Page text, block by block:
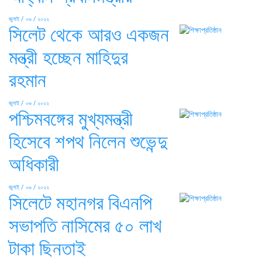
জুলাই / ০৬ / ২০২২
সিলেট থেকে আরও একজন
মন্ত্রী হচ্ছেন মাহিদুর
রহমান
জুলাই / ০৬ / ২০২২
পশ্চিমবঙ্গের মুখ্যমন্ত্রী
হিসেবে শপথ নিলেন শুভেন্দু
অধিকারী
জুলাই / ০৬ / ২০২২
সিলেটে মহানগর বিএনপি
সভাপতি নাসিমের ৫০ লাখ
টাকা ছিনতাই